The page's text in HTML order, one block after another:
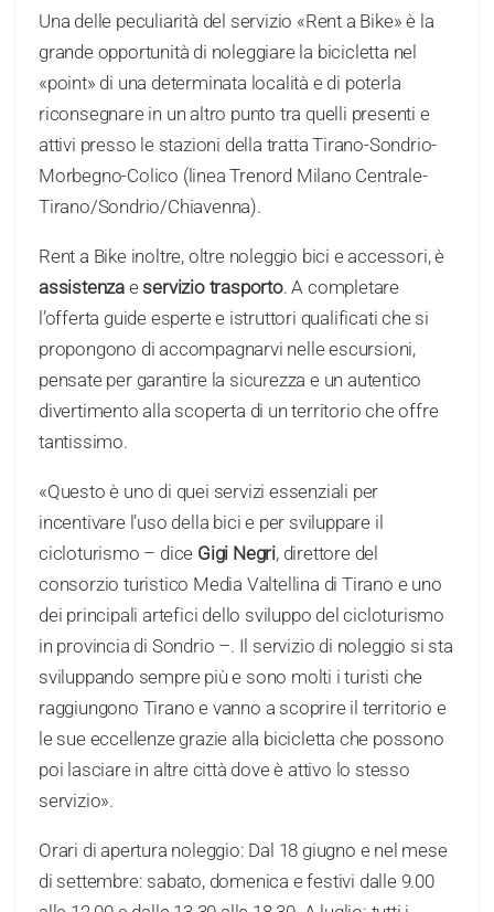
Una delle peculiarità del servizio «Rent a Bike» è la
grande opportunità di noleggiare la bicicletta nel
«point» di una determinata località e di poterla
riconsegnare in un altro punto tra quelli presenti e
attivi presso le stazioni della tratta Tirano-Sondrio-
Morbegno-Colico (linea Trenord Milano Centrale-
Tirano/Sondrio/Chiavenna).
Rent a Bike inoltre, oltre noleggio bici e accessori, è
assistenza e servizio trasporto. A completare
l’offerta guide esperte e istruttori qualificati che si
propongono di accompagnarvi nelle escursioni,
pensate per garantire la sicurezza e un autentico
divertimento alla scoperta di un territorio che offre
tantissimo.
«Questo è uno di quei servizi essenziali per
incentivare l’uso della bici e per sviluppare il
cicloturismo – dice Gigi Negri, direttore del
consorzio turistico Media Valtellina di Tirano e uno
dei principali artefici dello sviluppo del cicloturismo
in provincia di Sondrio –. Il servizio di noleggio si sta
sviluppando sempre più e sono molti i turisti che
raggiungono Tirano e vanno a scoprire il territorio e
le sue eccellenze grazie alla bicicletta che possono
poi lasciare in altre città dove è attivo lo stesso
servizio».
Orari di apertura noleggio: Dal 18 giugno e nel mese
di settembre: sabato, domenica e festivi dalle 9.00